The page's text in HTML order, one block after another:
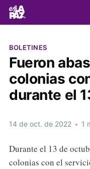
BOLETINES
Fueron
colonias
durante el
14 de oct. de 2022 • 1
Durante el 13 de
colonias con el